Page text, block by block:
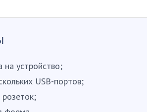
на устройство;
USB-портов;
розеток;